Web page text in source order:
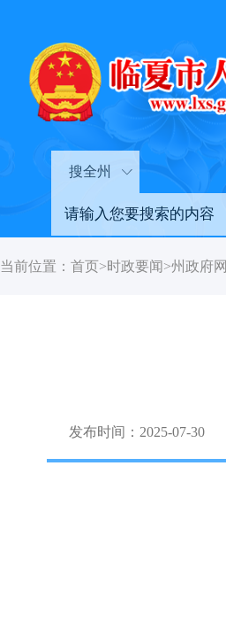
搜全州
当前位置： 首页>时政要闻 >州政府网
发布时间：2025-07-30